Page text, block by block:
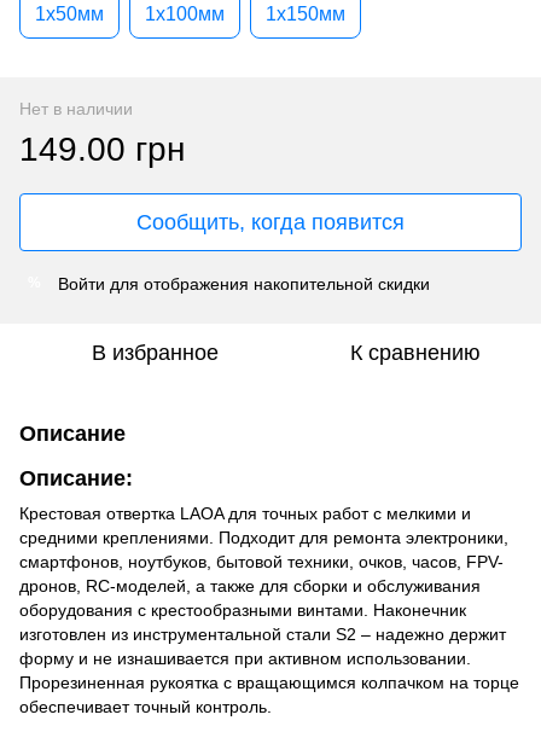
1x50мм 1x100мм 1x150мм
Нет в наличии
149.00 грн
Сообщить, когда появится
Войти для отображения накопительной скидки
В избранное К сравнению
Описание
Описание:
Крестовая отвертка LAOA для точных работ с мелкими и
средними креплениями. Подходит для ремонта электроники,
смартфонов, ноутбуков, бытовой техники, очков, часов, FPV-
дронов, RC-моделей, а также для сборки и обслуживания
оборудования с крестообразными винтами. Наконечник
изготовлен из инструментальной стали S2 – надежно держит
форму и не изнашивается при активном использовании.
Прорезиненная рукоятка с вращающимся колпачком на торце
обеспечивает точный контроль.